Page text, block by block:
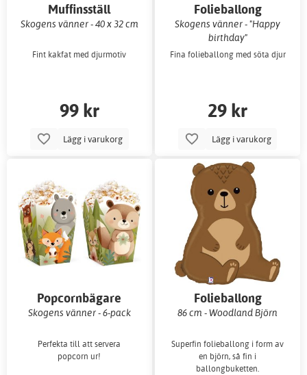
Muffinsställ
Skogens vänner - 40 x 32 cm
Fint kakfat med djurmotiv
99 kr
Lägg i varukorg
Folieballong
Skogens vänner - "Happy
birthday"
Fina folieballong med söta djur
29 kr
Lägg i varukorg
Popcornbägare
Skogens vänner - 6-pack
Perfekta till att servera
popcorn ur!
Folieballong
86 cm - Woodland Björn
Superfin folieballong i form av
en björn, så fin i
ballongbuketten.